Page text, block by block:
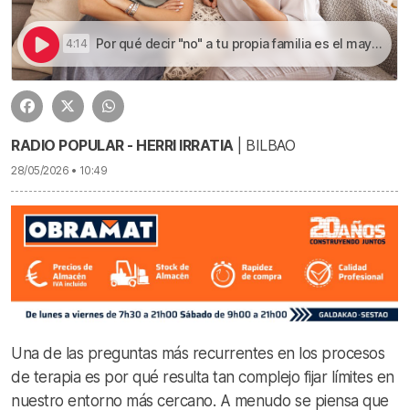
4:14 Por qué decir "no" a tu propia familia es el mayor acto de amor propio (y el que más culpa genera) | Por qué decir «no» a tu propia familia es el mayor acto de amor propio (y el que más culpa genera)
RADIO POPULAR - HERRI IRRATIA| BILBAO
28/05/2026 • 10:49
Una de las preguntas más recurrentes en los procesos
de terapia es por qué resulta tan complejo fijar límites en
nuestro entorno más cercano. A menudo se piensa que